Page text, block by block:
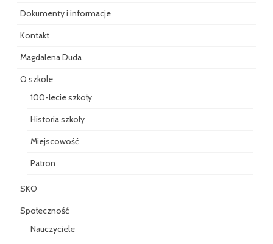
Dokumenty i informacje
Kontakt
Magdalena Duda
O szkole
100-lecie szkoły
Historia szkoły
Miejscowość
Patron
SKO
Społeczność
Nauczyciele